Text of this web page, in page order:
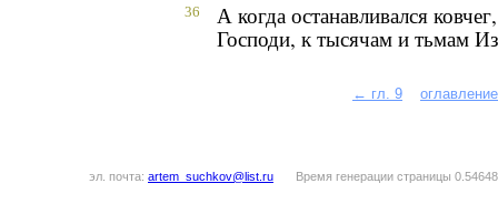
36
А когда останавливался
Господи, к тысячам и тьмам
← гл. 9 оглавление
эл. почта: artem_suchkov@list.ru Время генерации страницы